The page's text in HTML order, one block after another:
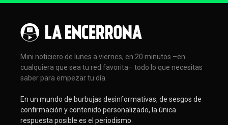
Mini noticiero de lunes a viernes, en 20 minutos –en
cualquiera que sea tu red favorita– todo lo que necesitas
saber para empezar tu día.
En un mundo de burbujas desinformativas, de sesgos de
confirmación y contenido personalizado, la única
respuesta posible es el periodismo.